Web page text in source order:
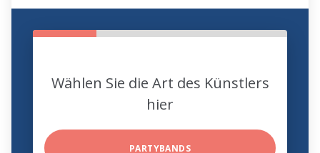
Wählen Sie die Art des Künstlers
hier
PARTYBANDS